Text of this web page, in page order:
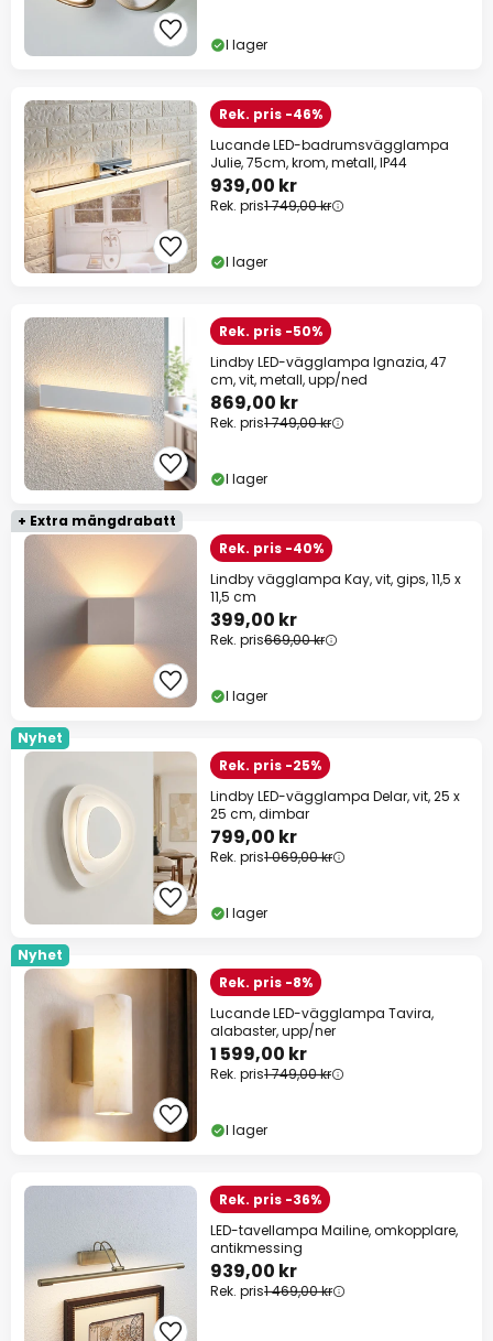
I lager
Rek. pris -46%
Lucande LED-badrumsvägglampa
Julie, 75cm, krom, metall, IP44
939,00 kr
Rek. pris1 749,00 kr
I lager
Rek. pris -50%
Lindby LED-vägglampa Ignazia, 47
cm, vit, metall, upp/ned
869,00 kr
Rek. pris1 749,00 kr
I lager
+ Extra mängdrabatt
Rek. pris -40%
Lindby vägglampa Kay, vit, gips, 11,5 x
11,5 cm
399,00 kr
Rek. pris669,00 kr
I lager
Nyhet
Rek. pris -25%
Lindby LED-vägglampa Delar, vit, 25 x
25 cm, dimbar
799,00 kr
Rek. pris1 069,00 kr
I lager
Nyhet
Rek. pris -8%
Lucande LED-vägglampa Tavira,
alabaster, upp/ner
1 599,00 kr
Rek. pris1 749,00 kr
I lager
Rek. pris -36%
LED-tavellampa Mailine, omkopplare,
antikmessing
939,00 kr
Rek. pris1 469,00 kr